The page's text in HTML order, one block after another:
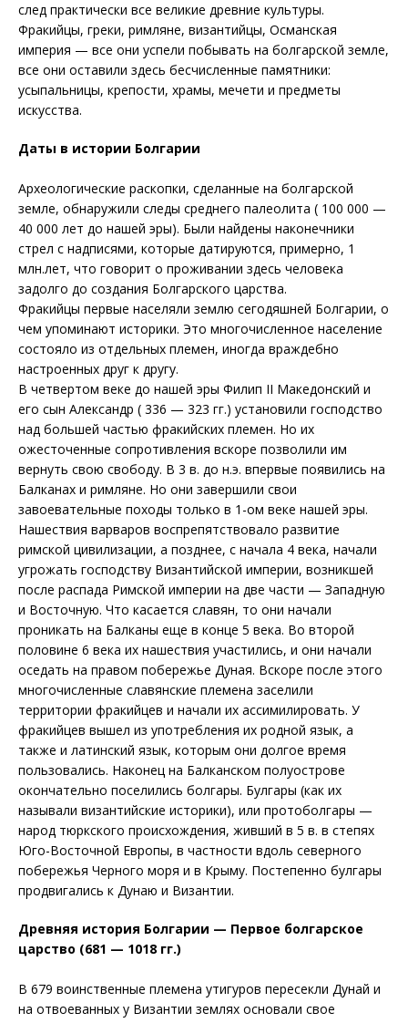
след практически все великие древние культуры.
Фракийцы, греки, римляне, византийцы, Османская
империя — все они успели побывать на болгарской земле,
все они оставили здесь бесчисленные памятники:
усыпальницы, крепости, храмы, мечети и предметы
искусства.
Даты в истории Болгарии
Археологические раскопки, сделанные на болгарской
земле, обнаружили следы среднего палеолита ( 100 000 —
40 000 лет до нашей эры). Были найдены наконечники
стрел с надписями, которые датируются, примерно, 1
млн.лет, что говорит о проживании здесь человека
задолго до создания Болгарского царства.
Фракийцы первые населяли землю сегодяшней Болгарии, о
чем упоминают историки. Это многочисленное население
состояло из отдельных племен, иногда враждебно
настроенных друг к другу.
В четвертом веке до нашей эры Филип II Македонский и
его сын Александр ( 336 — 323 гг.) установили господство
над большей частью фракийских племен. Но их
ожесточенные сопротивления вскоре позволили им
вернуть свою свободу. В 3 в. до н.э. впервые появились на
Балканах и римляне. Но они завершили свои
завоевательные походы только в 1-ом веке нашей эры.
Нашествия варваров воспрепятствовало развитие
римской цивилизации, а позднее, с начала 4 века, начали
угрожать господству Византийской империи, возникшей
после распада Римской империи на две части — Западную
и Восточную. Что касается славян, то они начали
проникать на Балканы еще в конце 5 века. Во второй
половине 6 века их нашествия участились, и они начали
оседать на правом побережье Дуная. Вскоре после этого
многочисленные славянские племена заселили
территории фракийцев и начали их ассимилировать. У
фракийцев вышел из употребления их родной язык, а
также и латинский язык, которым они долгое время
пользовались. Наконец на Балканском полуострове
окончательно поселились болгары. Булгары (как их
называли византийские историки), или протоболгары —
народ тюркского происхождения, живший в 5 в. в степях
Юго-Восточной Европы, в частности вдоль северного
побережья Черного моря и в Крыму. Постепенно булгары
продвигались к Дунаю и Византии.
Древняя история Болгарии — Первое болгарское
царство (681 — 1018 гг.)
В 679 воинственные племена утигуров пересекли Дунай и
на отвоеванных у Византии землях основали свое